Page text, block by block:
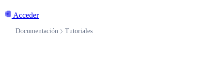
Acceder
Documentación Tutoriales